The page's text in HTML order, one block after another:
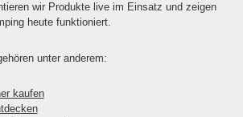
wir Produkte live im Einsatz und zeigen
heute funktioniert.
unter anderem:
kaufen